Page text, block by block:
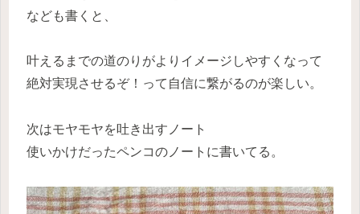
なども書くと、
叶えるまでの道のりがよりイメージしやすくなって
絶対実現させるぞ！って自信に繋がるのが楽しい。
次はモヤモヤを吐き出すノート
使いかけだったペンコのノートに書いてる。